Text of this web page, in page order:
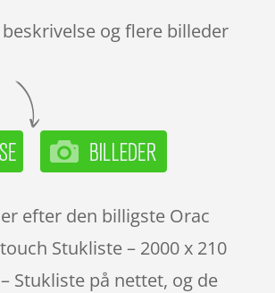
og flere billeder
efter den billigste Orac
Stukliste – 2000 x 210
Stukliste på nettet, og de